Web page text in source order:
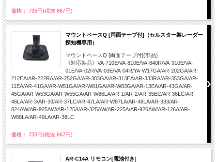
価格： 733円(税抜 667円)
マウントベースQ [両面テープ付]（セルスター製レーダー
探知機専用）
マウントベースQ [両面テープ付](部品)
《対応製品》VA-710E/VA-810E/VA-840R/VA-910E/VA-
01E/VA-02R/VA-03E/VA-04R/YA-W17GA/AR-202GA/AR-
212EA/AR-222RA/AR-252GA/AR-303GA/AR-313EA/AR-333RA/AR-353GA/AR-
11EA/AR-41GA/AR-W51GA/AR-W81GA/AR-W83GA/AR-13EA/AR-43GA/AR-
45GA/AR-W53GA/AR-W55GA/AR-W86LA/AR-1/AR-2/AR-35EC/AR-36LC/AR-
46LA/AR-3/AR-33/AR-37LC/AR-47LA/AR-W87LA/AR-48LA/AR-333/AR-
824AW/AR-925AW/AR-125A/AR-325AW/AR-225A/AR-926AW/AR-126A/AR-
W88LA/AR-49LA/AR-38LC
価格： 733円(税抜 667円)
AR-C14A リモコン[電池付き]